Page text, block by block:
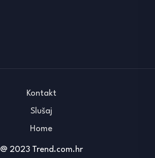
@ 2023 Trend.com.hr
Kontakt
Slušaj
Home